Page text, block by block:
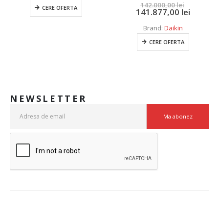
CERE OFERTA 142.000,00lei
141.877,00 lei
Brand: Daikin
CERE OFERTA
NEWSLETTER